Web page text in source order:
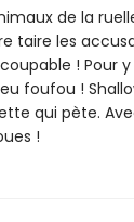
de la
taire les
! Pour y
foufou !
qui pète.
!